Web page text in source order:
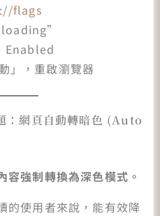
flags
Enabled
」，重啟瀏覽器
：網頁自動轉暗色 (Auto
容強制轉換為深色模式。
的使用者來說，能有效降